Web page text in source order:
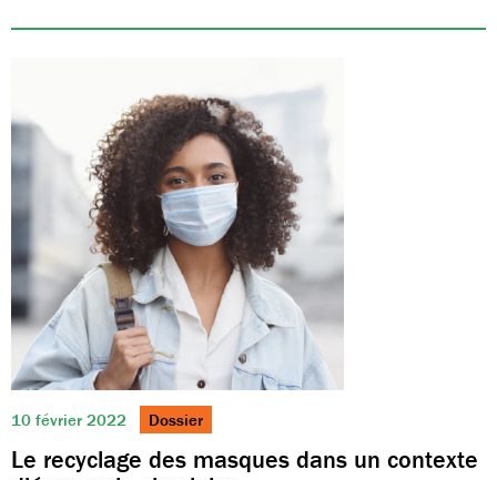
10 février 2022 Dossier
Le recyclage des masques dans un contexte